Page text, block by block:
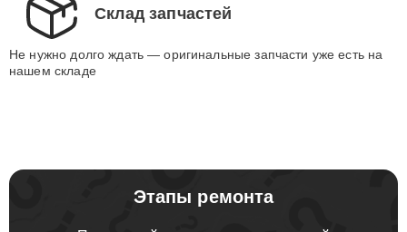
Склад запчастей
Не нужно долго ждать — оригинальные запчасти уже есть на
нашем складе
Этапы ремонта